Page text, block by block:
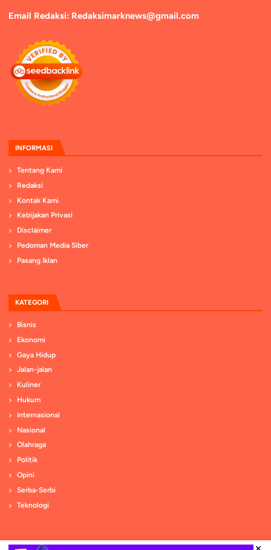
Email Redaksi: Redaksimarknews@gmail.com
INFORMASI
Tentang Kami
Redaksi
Kontak Kami
Kebijakan Privasi
Disclaimer
Pedoman Media Siber
Pasang Iklan
KATEGORI
Bisnis
Ekonomi
Gaya Hidup
Jalan-jalan
Kuliner
Hukum
Internasional
Nasional
Olahraga
Politik
Opini
Serba-Serbi
Teknologi